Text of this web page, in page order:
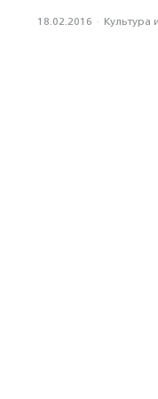
18.02.2016 · Культура